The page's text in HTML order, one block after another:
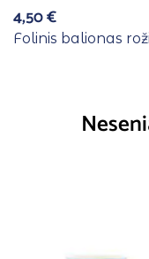
4,50€
Folinis balionas